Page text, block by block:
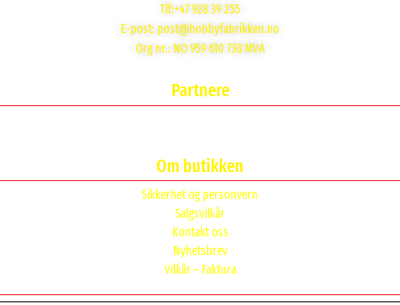
Tlf:+47 928 39 255
E-post: post@hobbyfabrikken.no
Org nr.: NO 959 610 738 MVA
Partnere
Om butikken
Sikkerhet og personvern
Salgsvilkår
Kontakt oss
Nyhetsbrev
Vilkår – Faktura